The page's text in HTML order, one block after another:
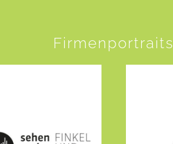
Firmenportraits